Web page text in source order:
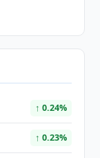
↑ 0.24%
↑ 0.23%